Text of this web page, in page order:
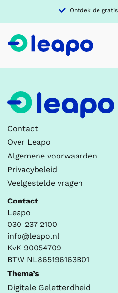
Ontdek de gratis
Contact
Over Leapo
Algemene voorwaarden
Privacybeleid
Veelgestelde vragen
Contact
Leapo
030-237 2100
info@leapo.nl
KvK 90054709
BTW NL865196163B01
Thema’s
Digitale Geletterdheid